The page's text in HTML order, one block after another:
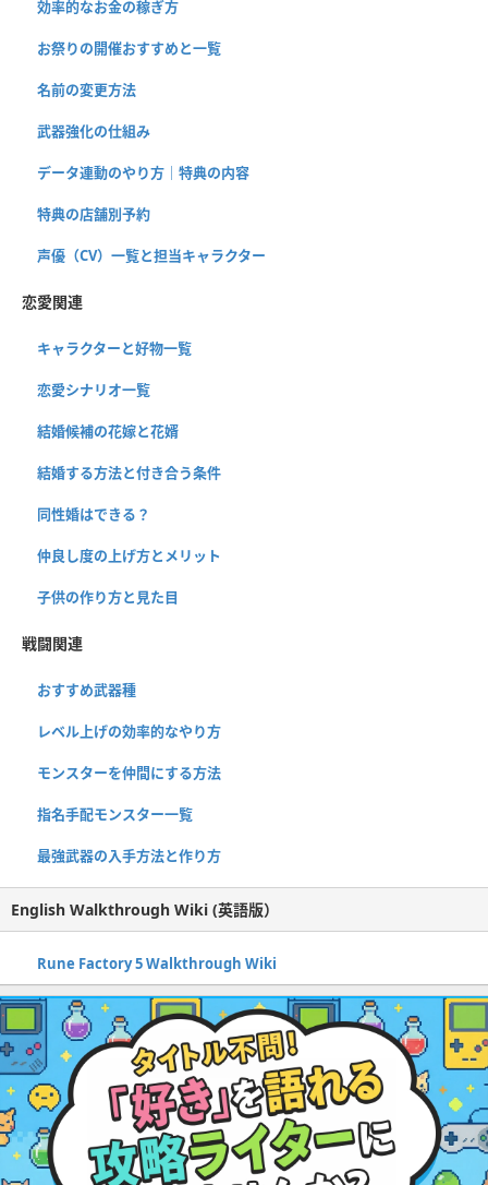
効率的なお金の稼ぎ方
お祭りの開催おすすめと一覧
名前の変更方法
武器強化の仕組み
データ連動のやり方｜特典の内容
特典の店舗別予約
声優（CV）一覧と担当キャラクター
恋愛関連
キャラクターと好物一覧
恋愛シナリオ一覧
結婚候補の花嫁と花婿
結婚する方法と付き合う条件
同性婚はできる？
仲良し度の上げ方とメリット
子供の作り方と見た目
戦闘関連
おすすめ武器種
レベル上げの効率的なやり方
モンスターを仲間にする方法
指名手配モンスター一覧
最強武器の入手方法と作り方
English Walkthrough Wiki (英語版）
Rune Factory 5 Walkthrough Wiki